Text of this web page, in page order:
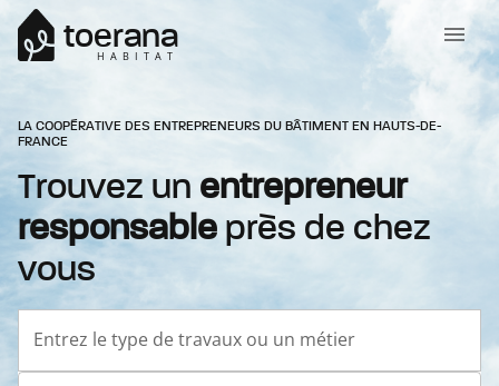
toerana
HABITAT
LA COOPÉRATIVE DES ENTREPRENEURS DU BÂTIMENT EN HAUTS-DE-
FRANCE
Trouvez un entrepreneur
responsable près de chez
vous
Entrez le type de travaux ou un métier